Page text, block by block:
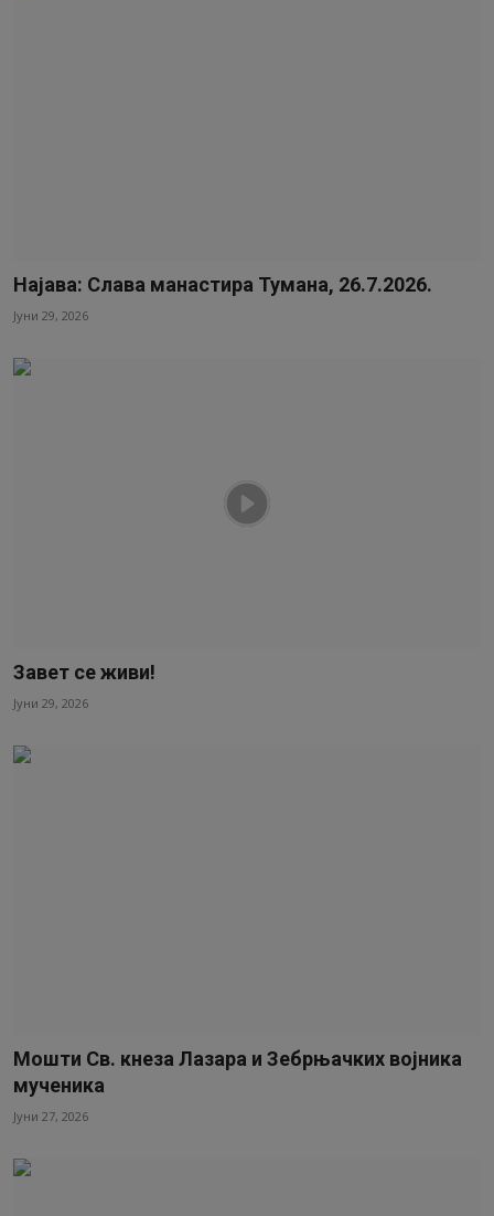
Најава: Слава манастира Тумана, 26.7.2026.
Јуни 29, 2026
Завет се живи!
Јуни 29, 2026
Мошти Св. кнеза Лазара и Зебрњачких војника
мученика
Јуни 27, 2026